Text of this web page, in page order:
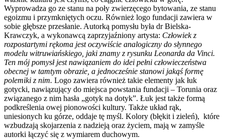
Wyprowadza go ze stanu na poły zwierzęcego bytowania, ze stanu
egoizmu i przymkniętych oczu. Również logo fundacji zawiera w
sobie głębsze przesłanie. Autorką pomysłu była dr Bielska-
Krawczyk, a wykonawcą zaprzyjaźniony artysta: Człowiek z
rozpostartymi rękoma jest oczywiście analogiczny do słynnego
modelu witruwiańskiego, jaki znamy z rysunku Leonarda da Vinci.
Ten mój pomysł jest nawiązaniem do idei pełni człowieczeństwa
obecnej w tamtym obrazie, a jednocześnie stanowi jakąś formę
polemiki z nim. Logo zawiera również takie elementy jak łuk
gotycki, nawiązujący do miejsca powstania fundacji – Torunia oraz
związanego z nim hasła „gotyk na dotyk”. Łuk jest także formą
podkreślenia owej pionowości kultury. Także układ rąk,
uniesionych ku górze, oddaje tę myśl. Kolory (błękit i zieleń), które
wzbudzają skojarzenia z nadzieją oraz życiem, mają w zamyśle
autorki łączyć się z wymiarem duchowym.